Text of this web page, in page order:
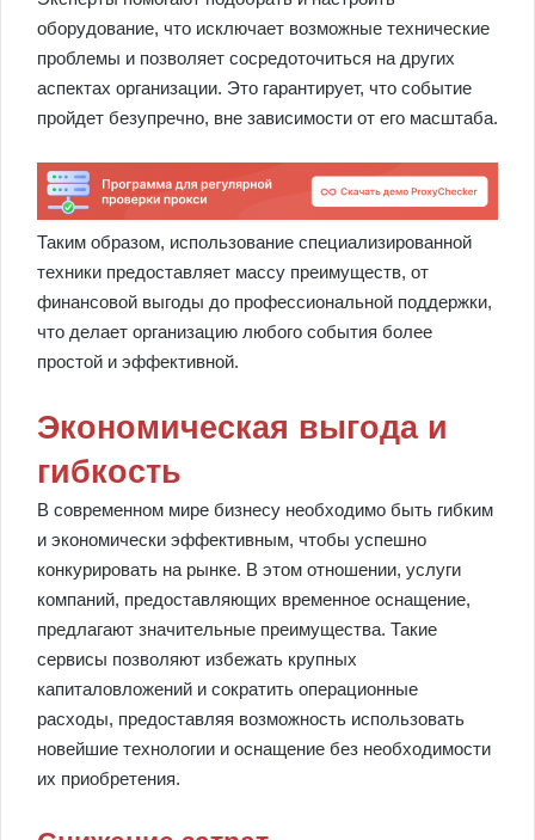
оборудование, что исключает возможные технические
проблемы и позволяет сосредоточиться на других
аспектах организации. Это гарантирует, что событие
пройдет безупречно, вне зависимости от его масштаба.
Таким образом, использование специализированной
техники предоставляет массу преимуществ, от
финансовой выгоды до профессиональной поддержки,
что делает организацию любого события более
простой и эффективной.
Экономическая выгода и
гибкость
В современном мире бизнесу необходимо быть гибким
и экономически эффективным, чтобы успешно
конкурировать на рынке. В этом отношении, услуги
компаний, предоставляющих временное оснащение,
предлагают значительные преимущества. Такие
сервисы позволяют избежать крупных
капиталовложений и сократить операционные
расходы, предоставляя возможность использовать
новейшие технологии и оснащение без необходимости
их приобретения.